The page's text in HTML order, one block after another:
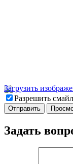
Загрузить
Разрешить
Задать